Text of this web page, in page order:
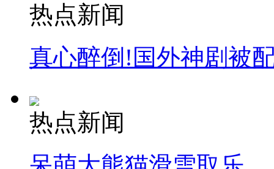
热点新闻
真心醉倒!国外神剧被
热点新闻